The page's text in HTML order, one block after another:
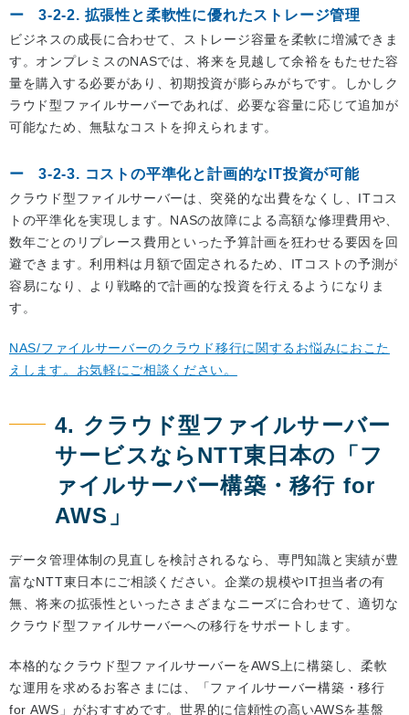
3-2-2. 拡張性と柔軟性に優れたストレージ管理
ビジネスの成長に合わせて、ストレージ容量を柔軟に増減できま
す。オンプレミスのNASでは、将来を見越して余裕をもたせた容
量を購入する必要があり、初期投資が膨らみがちです。しかしク
ラウド型ファイルサーバーであれば、必要な容量に応じて追加が
可能なため、無駄なコストを抑えられます。
3-2-3. コストの平準化と計画的なIT投資が可能
クラウド型ファイルサーバーは、突発的な出費をなくし、ITコス
トの平準化を実現します。NASの故障による高額な修理費用や、
数年ごとのリプレース費用といった予算計画を狂わせる要因を回
避できます。利用料は月額で固定されるため、ITコストの予測が
容易になり、より戦略的で計画的な投資を行えるようになりま
す。
NAS/ファイルサーバーのクラウド移行に関するお悩みにおこた
えします。お気軽にご相談ください。
4. クラウド型ファイルサーバー
サービスならNTT東日本の「フ
ァイルサーバー構築・移行 for
AWS」
データ管理体制の見直しを検討されるなら、専門知識と実績が豊
富なNTT東日本にご相談ください。企業の規模やIT担当者の有
無、将来の拡張性といったさまざまなニーズに合わせて、適切な
クラウド型ファイルサーバーへの移行をサポートします。
本格的なクラウド型ファイルサーバーをAWS上に構築し、柔軟
な運用を求めるお客さまには、「ファイルサーバー構築・移行
for AWS」がおすすめです。世界的に信頼性の高いAWSを基盤